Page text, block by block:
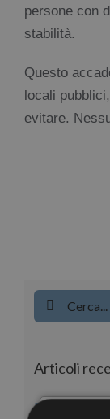
persone con
stabilità.
Questo
locali
evitare.
Cerca
per:
Articoli